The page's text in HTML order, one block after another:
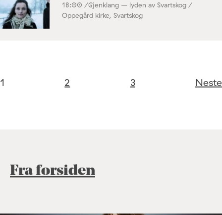
18:00 /Gjenklang – lyden av Svartskog /
Oppegård kirke, Svartskog
1 2 3 Neste
Fra forsiden